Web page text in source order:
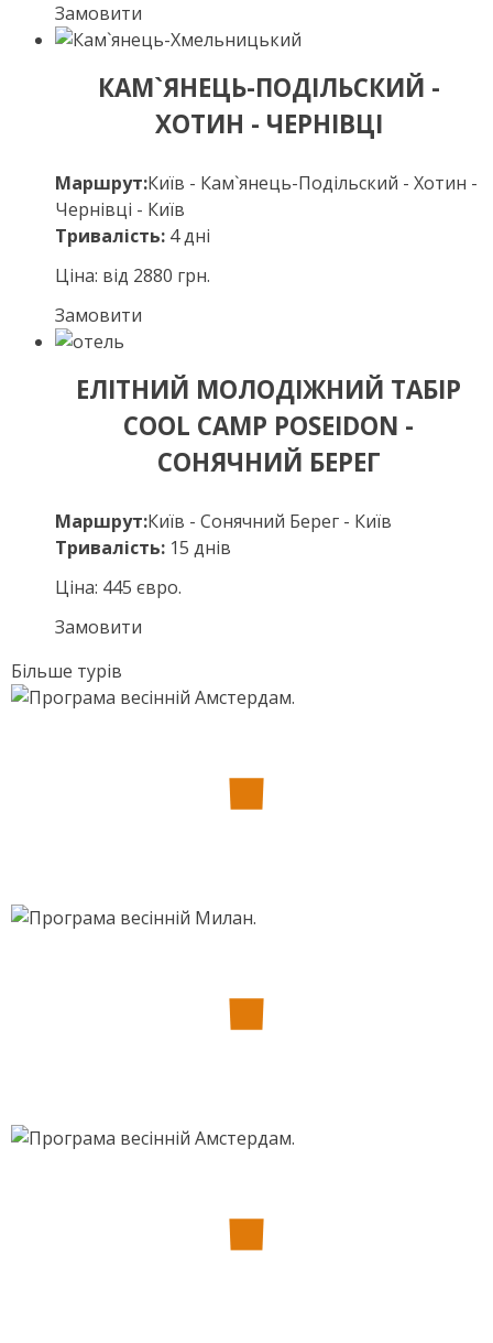
Замовити
КАМ`ЯНЕЦЬ-ПОДІЛЬСКИЙ -
ХОТИН - ЧЕРНІВЦІ
Маршрут:Київ - Кам`янець-Подільский - Хотин -
Чернівці - Київ
Тривалість: 4 дні
Ціна: від 2880 грн.
Замовити
ЕЛІТНИЙ МОЛОДІЖНИЙ ТАБІР
COOL CAMP POSEIDON -
СОНЯЧНИЙ БЕРЕГ
Маршрут:Київ - Сонячний Берег - Київ
Тривалість: 15 днів
Ціна: 445 євро.
Замовити
Більше турів